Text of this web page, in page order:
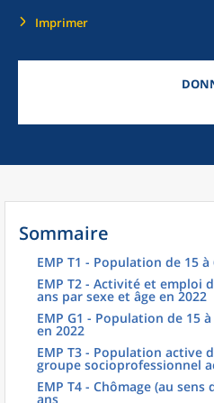
Imprimer
Sommaire
EMP T1 - Population de 15
EMP T2 - Activité et emploi
ans par sexe et âge en 2022
EMP G1 - Population de 15
en 2022
EMP T3 - Population active
groupe socioprofessionnel
EMP T4 - Chômage (au
ans